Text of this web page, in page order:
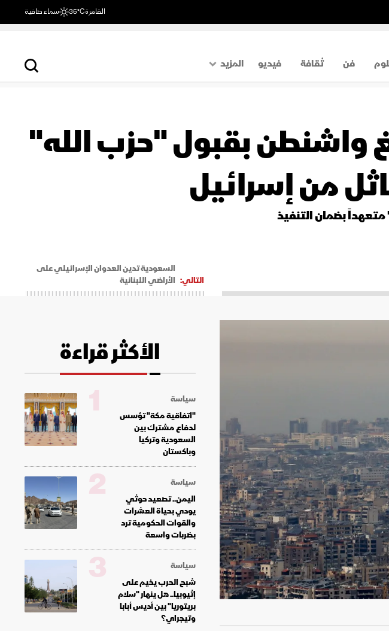
القاهرة35°C سماء صافية
فن ثقافة فيديو
المزيد
اقتصاد
واشنطن بقبول "حزب الله"
من إسرائيل
بضمان التنفيذ
التالي:
السعودية تدين العدوان الإسرائيلي على
الأراضي اللبنانية
الأكثر قراءة
سياسة
"اتفاقية مكة" تؤسس
لدفاع مشترك بين
السعودية وتركيا
وباكستان
1
سياسة
اليمن.. تصعيد حوثي
يودي بحياة العشرات
والقوات الحكومية ترد
بضربات واسعة
2
سياسة
شبح الحرب يخيم على
إثيوبيا.. هل ينهار "سلام
بريتوريا" بين أديس أبابا
وتيجراي؟
3